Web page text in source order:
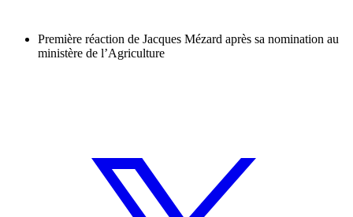
Première réaction de Jacques Mézard après sa nomination au
ministère de l’Agriculture